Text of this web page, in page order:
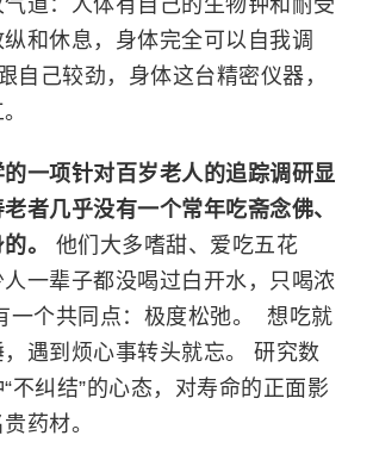
道：人体有自己的生物钟和耐受
和休息，身体完全可以自我调
自己较劲，身体这台精密仪器，
的一项针对百岁老人的追踪调研显
者几乎没有一个常年吃斋念佛、
。 他们大多嗜甜、爱吃五花
人一辈子都没喝过白开水，只喝浓
一个共同点：极度松弛。 ​ 想吃就
遇到烦心事转头就忘。 研究数
不纠结”的心态，对寿命的正面影
药材。